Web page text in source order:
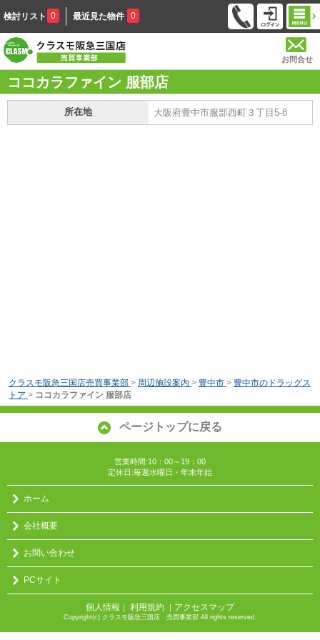
検討リスト 0 最近見た物件 0
お問合せ
ココカラファイン 服部店
所在地 大阪府豊中市服部西町３丁目5-8
クラスモ阪急三国店売買事業部 > 周辺施設案内 > 豊中市 > 豊中市のドラッグス
トア > ココカラファイン 服部店
ページトップに戻る
営業時間:10：00～19：00
定休日:毎週水曜日・年末年始
ホーム
会社概要
お問い合わせ
PCサイト
個人情報 ｜ 利用規約 ｜ アクセスマップ
Copyright(c) クラスモ阪急三国店 売買事業部 All rights reserved.